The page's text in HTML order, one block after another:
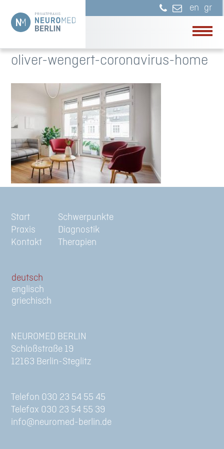
en gr
oliver-wengert-coronavirus-home
Start
Praxis
Kontakt
Schwerpunkte
Diagnostik
Therapien
de
en
gr
NEUROMED BERLIN
Schloßstraße 19
12163 Berlin-Steglitz
Telefon 030 23 54 55 45
Telefax 030 23 54 55 39
info@neuromed-berlin.de